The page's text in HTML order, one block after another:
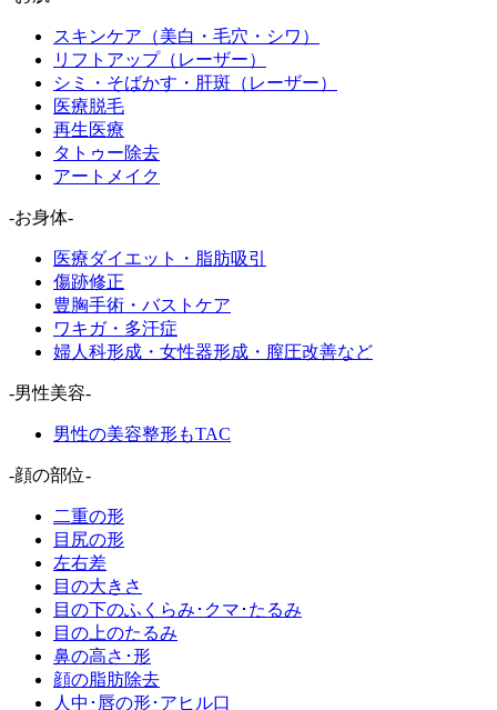
スキンケア（美白・毛穴・シワ）
リフトアップ（レーザー）
シミ・そばかす・肝斑（レーザー）
医療脱毛
再生医療
タトゥー除去
アートメイク
-お身体-
医療ダイエット・脂肪吸引
傷跡修正
豊胸手術・バストケア
ワキガ・多汗症
婦人科形成・女性器形成・膣圧改善など
-男性美容-
男性の美容整形もTAC
-顔の部位-
二重の形
目尻の形
左右差
目の大きさ
目の下のふくらみ･クマ･たるみ
目の上のたるみ
鼻の高さ･形
顔の脂肪除去
人中･唇の形･アヒル口